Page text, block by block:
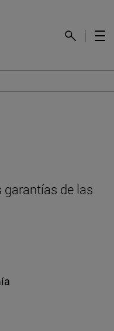
garantías de las